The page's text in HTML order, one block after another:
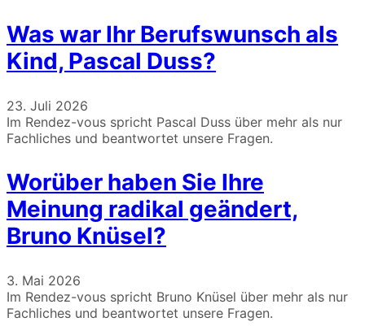
Was war Ihr Berufswunsch als
Kind, Pascal Duss?
23. Juli 2026
Im Rendez-vous spricht Pascal Duss über mehr als nur
Fachliches und beantwortet unsere Fragen.
Worüber haben Sie Ihre
Meinung radikal geändert,
Bruno Knüsel?
3. Mai 2026
Im Rendez-vous spricht Bruno Knüsel über mehr als nur
Fachliches und beantwortet unsere Fragen.